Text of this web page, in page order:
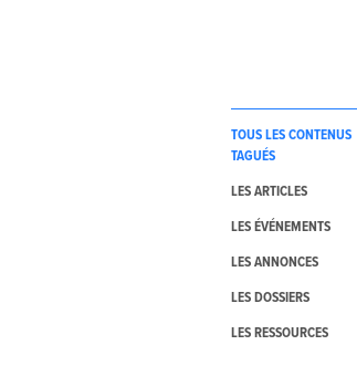
TOUS LES CONTENUS
TAGUÉS
LES ARTICLES
LES ÉVÉNEMENTS
LES ANNONCES
LES DOSSIERS
LES RESSOURCES